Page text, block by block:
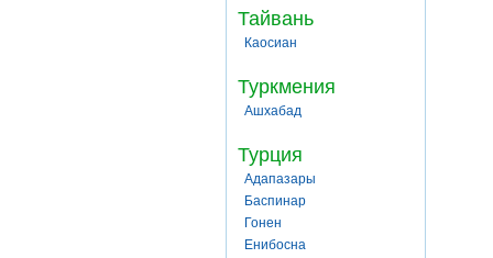
Тайвань
Каосиан
Туркмения
Ашхабад
Турция
Адапазары
Баспинар
Гонен
Енибосна